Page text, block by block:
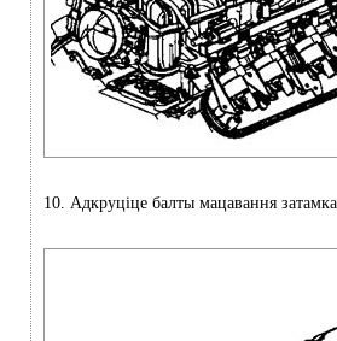
10. Адкруціце балты мацавання